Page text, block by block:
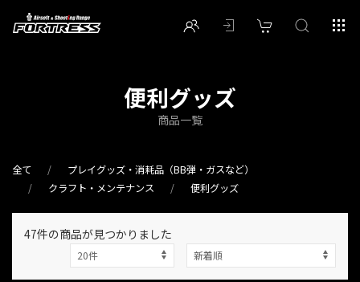
便利グッズ
商品一覧
全て
プレイグッズ・消耗品（BB弾・ガスなど）
クラフト・メンテナンス
便利グッズ
47件の商品が見つかりました